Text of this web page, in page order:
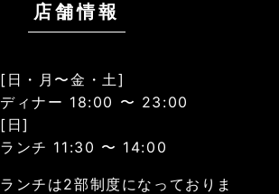
店舗情報
[日・月〜金・土]
ディナー 18:00 〜 23:00
[日]
ランチ 11:30 〜 14:00
ランチは2部制度になっておりま